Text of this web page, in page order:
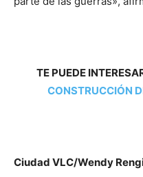
TE PUEDE
CONSTRUCCIÓN
Ciudad VLC/Wendy